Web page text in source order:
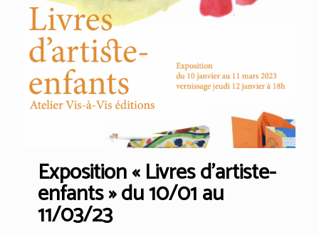
Exposition « Livres d’artiste-
enfants » du 10/01 au
11/03/23